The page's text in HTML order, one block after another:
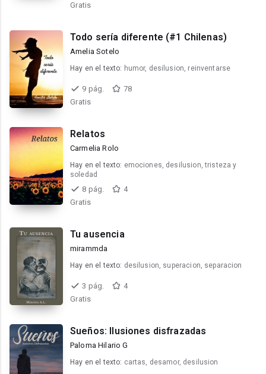
Gratis
Todo sería diferente (#1 Chilenas)
Amelia Sotelo
Hay en el texto: humor, desilusion, reinventarse
9 pág.
78
Gratis
Relatos
Carmelia Rolo
Hay en el texto: emociones, desilusion, tristeza y
soledad
8 pág.
4
Gratis
Tu ausencia
mirammda
Hay en el texto: desilusion, superacion, separacion
3 pág.
4
Gratis
Sueños: Ilusiones disfrazadas
Paloma Hilario G
Hay en el texto: cartas, desamor, desilusion